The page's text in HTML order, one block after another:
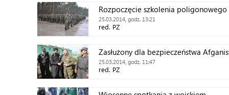
Rozpoczęcie szkolenia poligonowego
25.03.2014, godz. 13:21
red. PZ
Zasłużony dla bezpieczeństwa
25.03.2014, godz. 11:47
red. PZ